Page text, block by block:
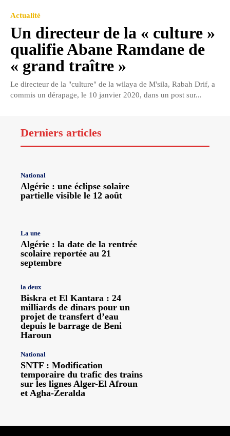
Actualité
Un directeur de la « culture »
qualifie Abane Ramdane de
« grand traître »
Le directeur de la "culture" de la wilaya de M'sila, Rabah Drif, a
commis un dérapage, le 10 janvier 2020, dans un post sur...
Derniers articles
National
Algérie : une éclipse solaire
partielle visible le 12 août
La une
Algérie : la date de la rentrée
scolaire reportée au 21
septembre
la deux
Biskra et El Kantara : 24
milliards de dinars pour un
projet de transfert d’eau
depuis le barrage de Beni
Haroun
National
SNTF : Modification
temporaire du trafic des trains
sur les lignes Alger-El Afroun
et Agha-Zeralda